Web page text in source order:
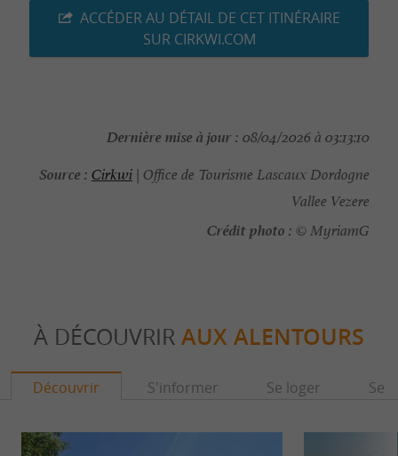
ACCÉDER AU DÉTAIL DE CET ITINÉRAIRE
SUR CIRKWI.COM
Dernière mise à jour : 08/04/2026 à 03:13:10
Source : Cirkwi | Office de Tourisme Lascaux Dordogne
Vallee Vezere
Crédit photo : © MyriamG
À DÉCOUVRIR AUX ALENTOURS
Découvrir S'informer Se loger Se